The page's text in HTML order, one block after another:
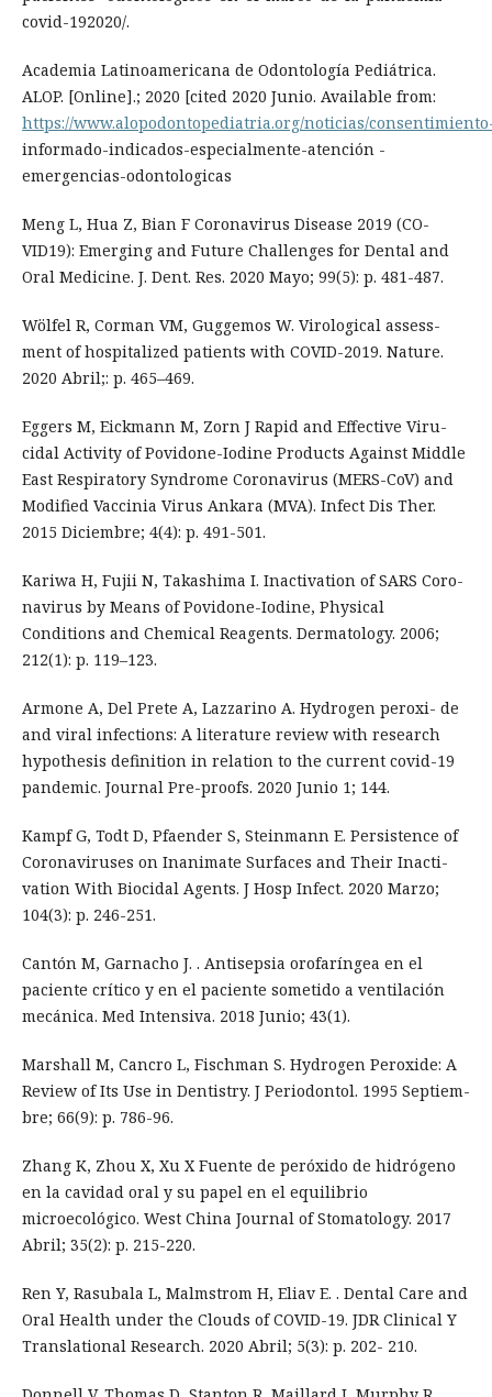
covid-192020/.
Academia Latinoamericana de Odontología Pediátrica.
ALOP. [Online].; 2020 [cited 2020 Junio. Available from:
https://www.alopodontopediatria.org/noticias/
informado-indicados-especialmente-atención -
emergencias-odontologicas
Meng L, Hua Z, Bian F Coronavirus Disease 2019 (CO-
VID19): Emerging and Future Challenges for Dental and
Oral Medicine. J. Dent. Res. 2020 Mayo; 99(5): p. 481-487.
Wölfel R, Corman VM, Guggemos W. Virological assess-
ment of hospitalized patients with COVID-2019. Nature.
2020 Abril;: p. 465–469.
Eggers M, Eickmann M, Zorn J Rapid and Effective Viru-
cidal Activity of Povidone-Iodine Products Against Middle
East Respiratory Syndrome Coronavirus (MERS-CoV) and
Modified Vaccinia Virus Ankara (MVA). Infect Dis Ther.
2015 Diciembre; 4(4): p. 491-501.
Kariwa H, Fujii N, Takashima I. Inactivation of SARS Coro-
navirus by Means of Povidone-Iodine, Physical
Conditions and Chemical Reagents. Dermatology. 2006;
212(1): p. 119–123.
Armone A, Del Prete A, Lazzarino A. Hydrogen peroxi- de
and viral infections: A literature review with research
hypothesis definition in relation to the current covid-19
pandemic. Journal Pre-proofs. 2020 Junio 1; 144.
Kampf G, Todt D, Pfaender S, Steinmann E. Persistence of
Coronaviruses on Inanimate Surfaces and Their Inacti-
vation With Biocidal Agents. J Hosp Infect. 2020 Marzo;
104(3): p. 246-251.
Cantón M, Garnacho J. . Antisepsia orofaríngea en el
paciente crítico y en el paciente sometido a ventilación
mecánica. Med Intensiva. 2018 Junio; 43(1).
Marshall M, Cancro L, Fischman S. Hydrogen Peroxide: A
Review of Its Use in Dentistry. J Periodontol. 1995 Septiem-
bre; 66(9): p. 786-96.
Zhang K, Zhou X, Xu X Fuente de peróxido de hidrógeno
en la cavidad oral y su papel en el equilibrio
microecológico. West China Journal of Stomatology. 2017
Abril; 35(2): p. 215-220.
Ren Y, Rasubala L, Malmstrom H, Eliav E. . Dental Care and
Oral Health under the Clouds of COVID-19. JDR Clinical Y
Translational Research. 2020 Abril; 5(3): p. 202- 210.